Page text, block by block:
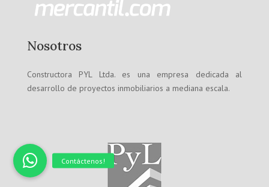
Nosotros
Constructora PYL Ltda. es una empresa dedicada al
desarrollo de proyectos inmobiliarios a mediana escala.